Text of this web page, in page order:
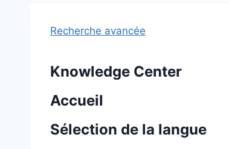
Recherche avancée
Knowledge Center
Accueil
Sélection de la langue